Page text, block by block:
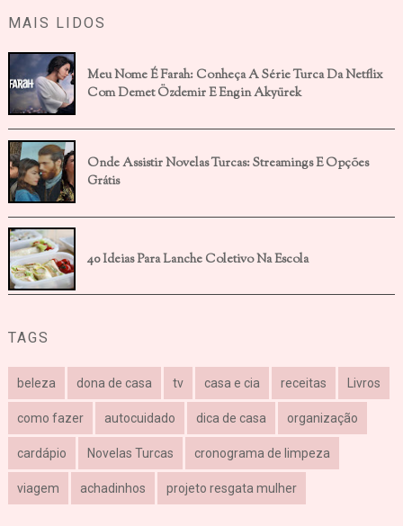
MAIS LIDOS
Meu Nome É Farah: Conheça A Série Turca Da Netflix
Com Demet Özdemir E Engin Akyürek
Onde Assistir Novelas Turcas: Streamings E Opções
Grátis
40 Ideias Para Lanche Coletivo Na Escola
TAGS
beleza dona de casa tv casa e cia receitas Livros
como fazer autocuidado dica de casa organização
cardápio Novelas Turcas cronograma de limpeza
viagem achadinhos projeto resgata mulher